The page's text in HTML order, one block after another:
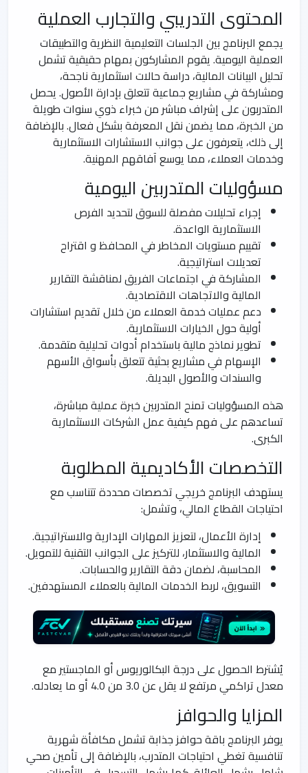
المحتوى التدريبي والتجارب العملية
يجمع البرنامج بين الجلسات التعليمية النظرية والتطبيقات
العملية اليومية. يقوم المشاركون بمهام حقيقية تشمل
تحليل البيانات المالية، دراسة حالات استثمارية ناجحة،
ومشاركة في مشاريع جماعية تتعلق بإدارة الأصول. يحصل
المتدربون على إشراف مباشر من خبراء ذوي سنوات طويلة
من الخبرة، مما يضمن نقل المعرفة بشكل فعال. بالإضافة
إلى ذلك، يتعرفون على جوانب الاستشارات الاستثمارية
وخدمات العملاء، مما يوسع آفاقهم المهنية.
مسؤوليات المتدربين اليومية
إجراء تحليلات مفصلة للسوق لتحديد الفرص
الاستثمارية الواعدة.
تقييم مستويات المخاطر في المحافظ و اقتراح
تعديلات استراتيجية.
المشاركة في اجتماعات الفريق لمناقشة التقارير
المالية والاتجاهات الاقتصادية.
دعم عمليات خدمة العملاء من خلال تقديم استشارات
أولية حول الخيارات الاستثمارية.
تطوير نماذج مالية باستخدام أدوات تحليلية متقدمة.
الإسهام في مشاريع بحثية تتعلق بأسواق الأسهم
والسندات والأصول البديلة.
هذه المسؤوليات تمنح المتدربين خبرة عملية مباشرة،
تساعدهم على فهم كيفية عمل الشركات الاستثمارية
الكبرى.
التخصصات الأكاديمية المطلوبة
يستهدف البرنامج خريجي تخصصات محددة تتناسب مع
احتياجات القطاع المالي، وتشمل:
إدارة الأعمال، لتعزيز المهارات الإدارية والاستراتيجية.
المالية والاستثمار، للتركيز على الجوانب التقنية للتمويل.
المحاسبة، لضمان دقة التقارير والحسابات.
التسويق، لربط الخدمات المالية بالعملاء المستهدفين.
يُشترط الحصول على درجة البكالوريوس أو الماجستير مع
معدل تراكمي مرتفع لا يقل عن 3.0 من 4.0 أو ما يعادله.
المزايا والحوافز
يوفر البرنامج باقة حوافز جذابة تشمل مكافأة شهرية
تنافسية تغطي احتياجات المتدرب، بالإضافة إلى تأمين صحي